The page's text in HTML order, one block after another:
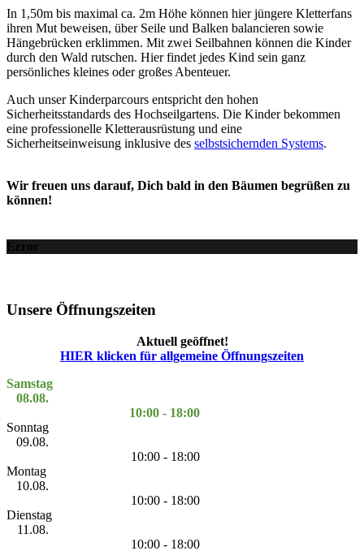
In 1,50m bis maximal ca. 2m Höhe können hier jüngere Kletterfans
ihren Mut beweisen, über Seile und Balken balancieren sowie
Hängebrücken erklimmen. Mit zwei Seilbahnen können die Kinder
durch den Wald rutschen. Hier findet jedes Kind sein ganz
persönliches kleines oder großes Abenteuer.
Auch unser Kinderparcours entspricht den hohen
Sicherheitsstandards des Hochseilgartens. Die Kinder bekommen
eine professionelle Kletterausrüstung und eine
Sicherheitseinweisung inklusive des selbstsichernden Systems.
Wir freuen uns darauf, Dich bald in den Bäumen begrüßen zu
können!
Error
Unsere Öffnungszeiten
Aktuell geöffnet!
HIER klicken für allgemeine Öffnungszeiten
Samstag
08.08.
10:00 - 18:00
Sonntag
09.08.
10:00 - 18:00
Montag
10.08.
10:00 - 18:00
Dienstag
11.08.
10:00 - 18:00